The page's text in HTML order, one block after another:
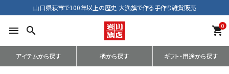
山口県萩市で100年以上の歴史 大漁旗で作る手作り雑貨販売
menu search 0
shopping_cart
アイテムから探す 柄から探す ギフト・用途から探す